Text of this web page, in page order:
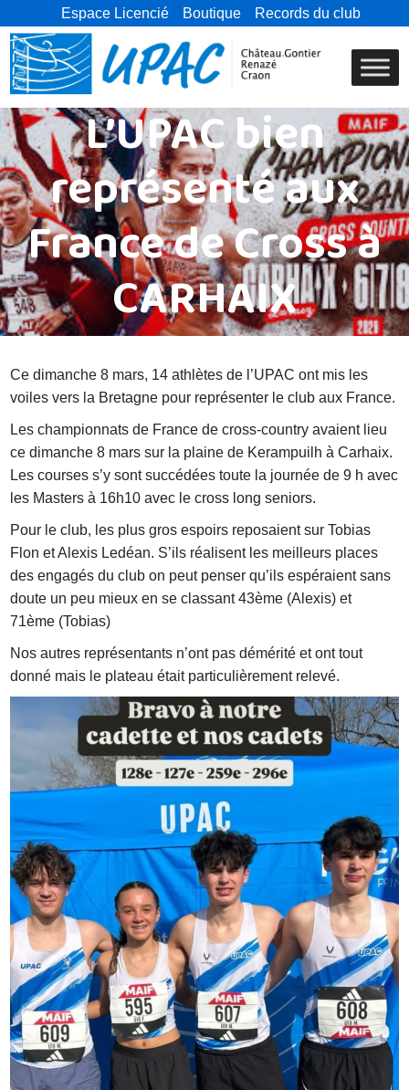
Espace Licencié Boutique Records du club
L’UPAC bien
représenté aux
France de Cross à
CARHAIX
Ce dimanche 8 mars, 14 athlètes de l’UPAC ont mis les
voiles vers la Bretagne pour représenter le club aux France.
Les championnats de France de cross-country avaient lieu
ce dimanche 8 mars sur la plaine de Kerampuilh à Carhaix.
Les courses s’y sont succédées toute la journée de 9 h avec
les Masters à 16h10 avec le cross long seniors.
Pour le club, les plus gros espoirs reposaient sur Tobias
Flon et Alexis Ledéan. S’ils réalisent les meilleurs places
des engagés du club on peut penser qu’ils espéraient sans
doute un peu mieux en se classant 43ème (Alexis) et
71ème (Tobias)
Nos autres représentants n’ont pas démérité et ont tout
donné mais le plateau était particulièrement relevé.